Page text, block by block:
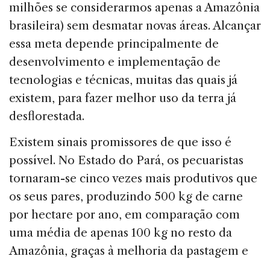
milhões se considerarmos apenas a Amazônia
bra­sileira) sem desmatar novas áreas. Alcançar
essa meta depende principalmente de
desenvolvimento e imple­mentação de
tecnologias e técnicas, muitas das quais já
existem, para fazer melhor uso da terra já
desflorestada.
Existem sinais promissores de que isso é
possível. No Estado do Pará, os pecuaristas
tornaram-se cinco vezes mais produtivos que
os seus pares, produzindo 500 kg de carne
por hectare por ano, em comparação com
uma média de apenas 100 kg no resto da
Amazônia, graças à melhoria da pastagem e